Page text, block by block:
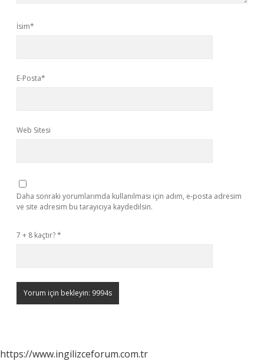
İsim*
E-Posta*
Web Sitesi
Daha sonraki yorumlarımda kullanılması için adım, e-posta adresim
ve site adresim bu tarayıcıya kaydedilsin.
7 + 8 kaçtır?*
https://www.ingilizceforum.com.tr